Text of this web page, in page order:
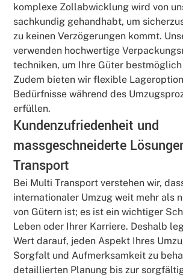
komplexe Zollabwicklung wird von
sachkundig gehandhabt, um
zu keinen Verzögerungen kommt.
verwenden hochwertige
techniken, um Ihre Güter
Zudem bieten wir flexible
Bedürfnisse während des
erfüllen.
Kundenzufriedenheit und
massgeschneiderte
Transport
Bei Multi Transport verstehen wir,
internationaler Umzug weit mehr als
von Gütern ist; es ist ein wichtiger
Leben oder Ihrer Karriere. Deshalb
Wert darauf, jeden Aspekt Ihres
Sorgfalt und Aufmerksamkeit zu
detaillierten Planung bis zur